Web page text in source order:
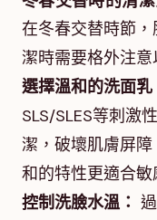
在冬春交替時節
潔時需要格外注意
選擇溫和的洗面乳
SLS/SLES等刺激
潔，破壞肌膚屏
和的特性更適合敏
控制洗臉水溫：